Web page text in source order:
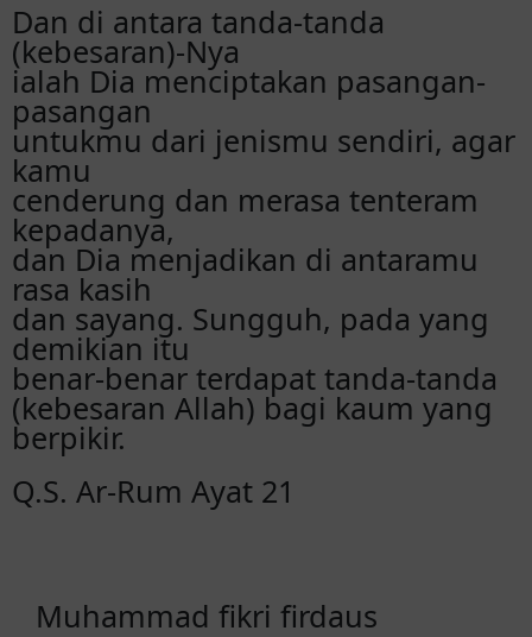
Dan di antara tanda-tanda
(kebesaran)-Nya
ialah Dia menciptakan pasangan-
pasangan
untukmu dari jenismu sendiri, agar
kamu
cenderung dan merasa tenteram
kepadanya,
dan Dia menjadikan di antaramu
rasa kasih
dan sayang. Sungguh, pada yang
demikian itu
benar-benar terdapat tanda-tanda
(kebesaran Allah) bagi kaum yang
berpikir.
Q.S. Ar-Rum Ayat 21
Muhammad fikri firdaus